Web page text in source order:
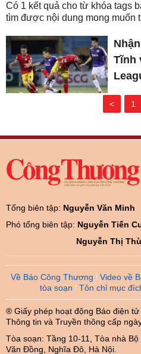
Có 1 kết quả cho từ khóa tags
tìm được nội dung mong muốn
Tĩnh
< 1
Tổng biên tập: Nguyễn Văn Minh
Phó tổng biên tập: Nguyễn Tiến
Nguyễn Thị
Về Báo Công Thương Video về
tòa soạn
Tôn chỉ mục
® Giấy phép hoạt động Báo điện
Thông tin và Truyền thông cấp
Tòa soạn: Tầng 10-11, Tòa nhà
Văn Đồng, Nghĩa Đô, Hà Nội.